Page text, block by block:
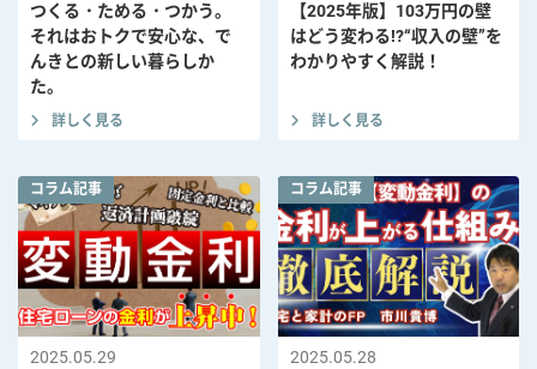
つくる・ためる・つかう。
それはおトクで安心な、で
んきとの新しい暮らしか
た。
詳しく見る
【2025年版】103万円の壁
はどう変わる!?“収入の壁”を
わかりやすく解説！
詳しく見る
コラム記事
2025.05.29
コラム記事
2025.05.28